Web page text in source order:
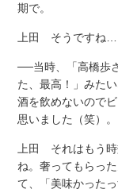
期で。
上田 そうですね
──当時、「高橋歩
た、最高！」みた
酒を飲めないので
思いました（笑）。
上田 それはもう
ね。奢ってもらっ
て、「美味かった